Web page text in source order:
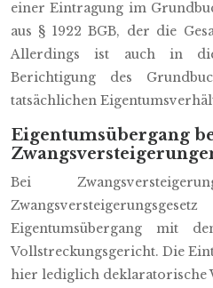
einer Eintragung im
aus § 1922 BGB, der die
Allerdings ist auch in
Berichtigung des
tatsächlichen
Eigentumsübergang
Bei
Eigentumsübergang mit
Vollstreckungsgericht. Die
hier lediglich deklaratorische